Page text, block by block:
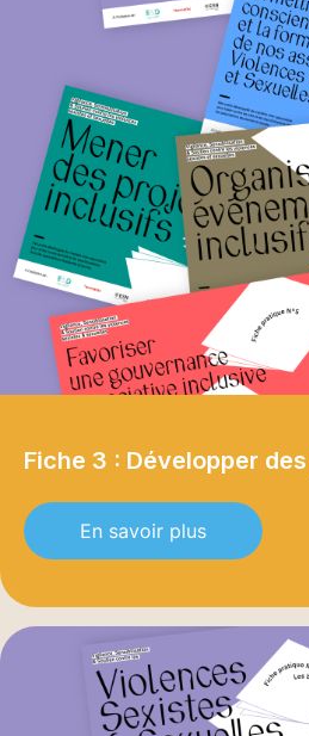
Fiche 3 : Développer
En savoir plus